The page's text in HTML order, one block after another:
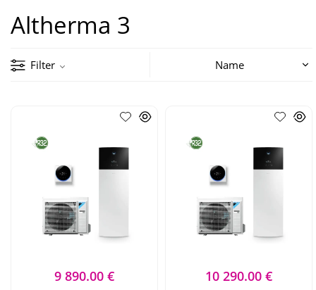
Altherma 3
Filter
9 890.00 € 10 290.00 €